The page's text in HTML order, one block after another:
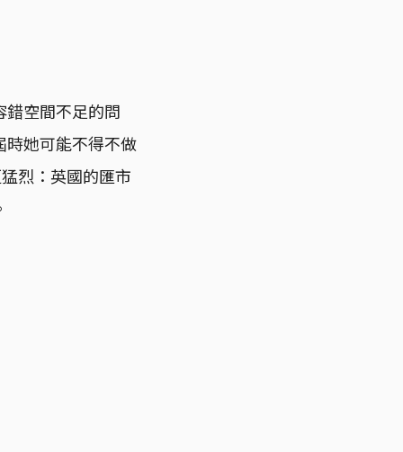
空間不足的問
時她可能不得不做
烈：英國的匯市